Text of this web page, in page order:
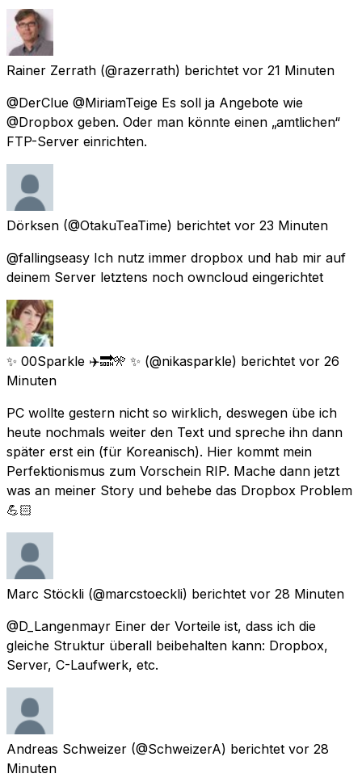
Rainer Zerrath (@razerrath) berichtet vor 21 Minuten
@DerClue @MiriamTeige Es soll ja Angebote wie
@Dropbox geben. Oder man könnte einen „amtlichen“
FTP-Server einrichten.
Dörksen (@OtakuTeaTime) berichtet vor 23 Minuten
@fallingseasy Ich nutz immer dropbox und hab mir auf
deinem Server letztens noch owncloud eingerichtet
✨ 00Sparkle ✈️🔜🎌 ✨ (@nikasparkle) berichtet vor 26
Minuten
PC wollte gestern nicht so wirklich, deswegen übe ich
heute nochmals weiter den Text und spreche ihn dann
später erst ein (für Koreanisch). Hier kommt mein
Perfektionismus zum Vorschein RIP. Mache dann jetzt
was an meiner Story und behebe das Dropbox Problem
💪🏻
Marc Stöckli (@marcstoeckli) berichtet vor 28 Minuten
@D_Langenmayr Einer der Vorteile ist, dass ich die
gleiche Struktur überall beibehalten kann: Dropbox,
Server, C-Laufwerk, etc.
Andreas Schweizer (@SchweizerA) berichtet vor 28
Minuten